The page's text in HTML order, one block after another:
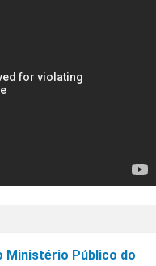
Ministério Público do